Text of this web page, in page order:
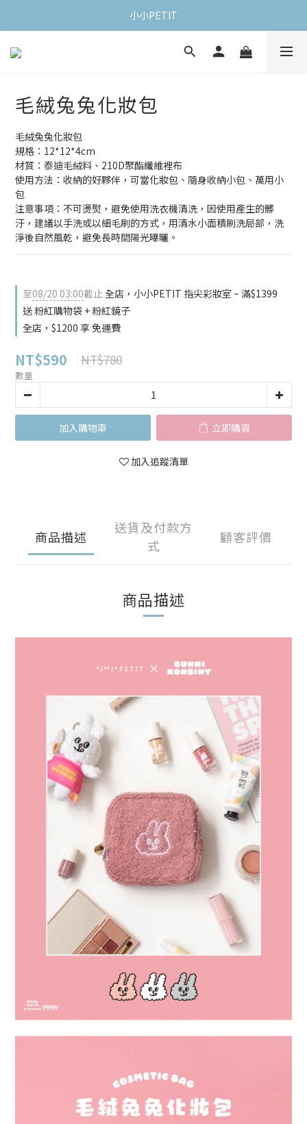
小小PETIT
毛絨兔兔化妝包
毛絨兔兔化妝包
規格：12*12*4cm
材質：泰迪毛絨料、210D聚酯纖維裡布
使用方法：收納的好夥伴，可當化妝包、隨身收納小包、萬用小
包
注意事項：不可燙熨，避免使用洗衣機清洗，因使用產生的髒
汙，建議以手洗或以細毛刷的方式，用清水小面積刷洗局部，洗
淨後自然風乾，避免長時間陽光曝曬。
至08/20 03:00截止全店，小小PETIT 指尖彩妝室 ~ 滿$1399
送 粉紅購物袋 + 粉紅鏡子
全店，$1200 享 免運費
NT$590 NT$780
數量
加入購物車 立即購買
加入追蹤清單
商品描述
送貨及付款方
式
顧客評價
商品描述